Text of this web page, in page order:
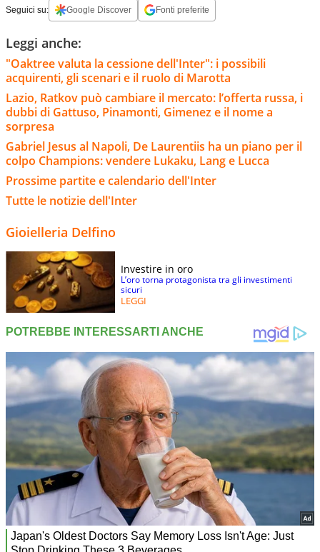
Seguici su: Google Discover Fonti preferite
Leggi anche:
"Oaktree valuta la cessione dell'Inter": i possibili
acquirenti, gli scenari e il ruolo di Marotta
Lazio, Ratkov può cambiare il mercato: l’offerta russa, i
dubbi di Gattuso, Pinamonti, Gimenez e il nome a
sorpresa
Gabriel Jesus al Napoli, De Laurentiis ha un piano per il
colpo Champions: vendere Lukaku, Lang e Lucca
Prossime partite e calendario dell'Inter
Tutte le notizie dell'Inter
Gioielleria Delfino
Investire in oro
L’oro torna protagonista tra gli investimenti
sicuri
LEGGI